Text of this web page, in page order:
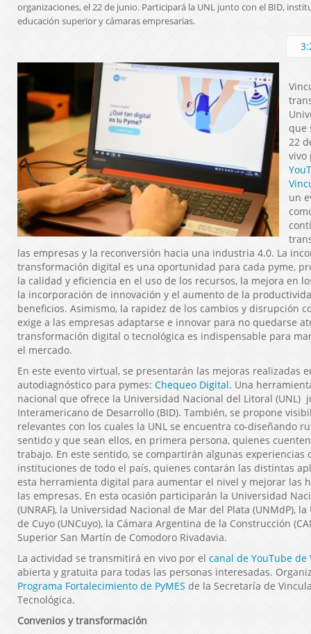
organizaciones, el 22 de junio. Participará la UNL junto con el BID,
educación superior y cámaras empresarias.
que
22
vivo
un
las empresas y la reconversión hacia una industria 4.0. La
transformación digital es una oportunidad para cada pyme,
la calidad y eficiencia en el uso de los recursos, la mejora en
la incorporación de innovación y el aumento de la
beneficios. Asimismo, la rapidez de los cambios y disrupción
exige a las empresas adaptarse e innovar para no quedarse
transformación digital o tecnológica es indispensable para
el mercado.
En este evento virtual, se presentarán las mejoras realizadas
autodiagnóstico para pymes: Chequeo Digital. Una
nacional que ofrece la Universidad Nacional del Litoral (UNL)
Interamericano de Desarrollo (BID). También, se propone
relevantes con los cuales la UNL se encuentra co-diseñando
sentido y que sean ellos, en primera persona, quienes
trabajo. En este sentido, se compartirán algunas experiencias
instituciones de todo el país, quienes contarán las distintas
esta herramienta digital para aumentar el nivel y mejorar las
las empresas. En esta ocasión participarán la Universidad
(UNRAF), la Universidad Nacional de Mar del Plata (UNMdP),
de Cuyo (UNCuyo), la Cámara Argentina de la Construcción
Superior San Martín de Comodoro Rivadavia.
La actividad se transmitirá en vivo por el canal de YouTube de
abierta y gratuita para todas las personas interesadas.
Programa Fortalecimiento de PyMES de la Secretaría de
Tecnológica.
Convenios y transformación